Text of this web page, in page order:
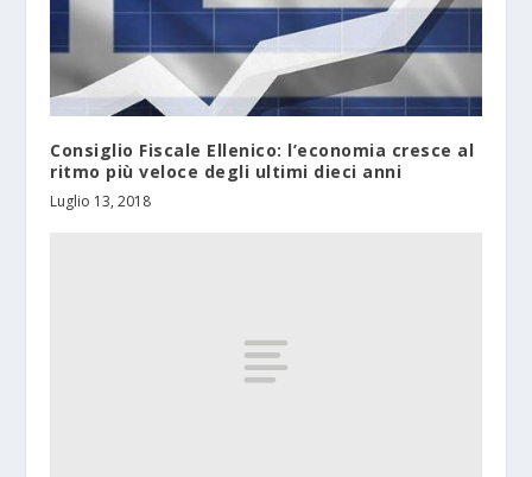
Consiglio Fiscale Ellenico: l’economia cresce al
ritmo più veloce degli ultimi dieci anni
Luglio 13, 2018